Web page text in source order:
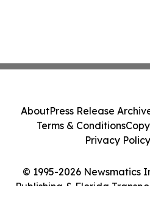
© 1995-2026 Newsmatics
Publishing & Florida
AboutPress Release
Terms & Conditions
Privacy Policy